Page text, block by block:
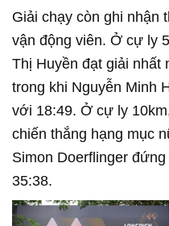
Giải chạy còn ghi nhận
vận động viên. Ở cự ly
Thị Huyền đạt giải nhất
trong khi Nguyễn Minh
với 18:49. Ở cự ly
chiến thắng hạng mục
Simon Doerflinger
35:38.